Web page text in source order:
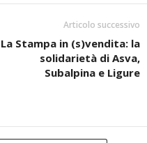
Articolo successivo
La Stampa in (s)vendita: la
solidarietà di Asva,
Subalpina e Ligure